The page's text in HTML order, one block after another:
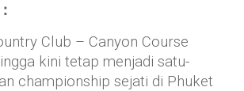
Club – Canyon Course
kini tetap menjadi satu-
championship sejati di Phuket